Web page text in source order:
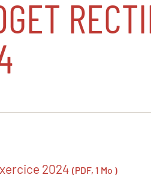
2024 (PDF, 1 Mo )